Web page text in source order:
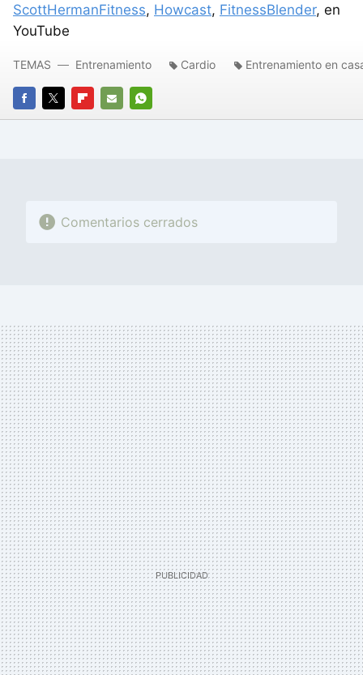
ScottHermanFitness, Howcast, FitnessBlender, en
YouTube
FACEBOOK
TWITTERFLIPBOARD
E-
WHATSAPP
TEMAS Entrenamiento Cardio Entrenamiento en
Comentarios cerrados